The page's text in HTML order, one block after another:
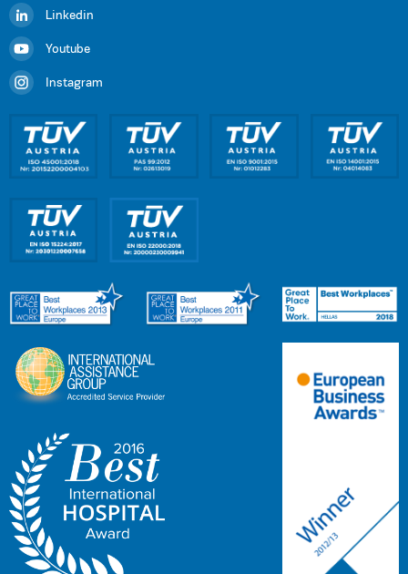
Linkedin
Youtube
Instagram